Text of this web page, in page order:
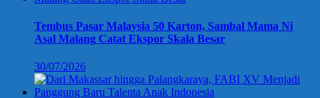
Tembus Pasar Malaysia 50 Karton, Sambal Mama Ni
Asal Malang Catat Ekspor Skala Besar
30/07/2026